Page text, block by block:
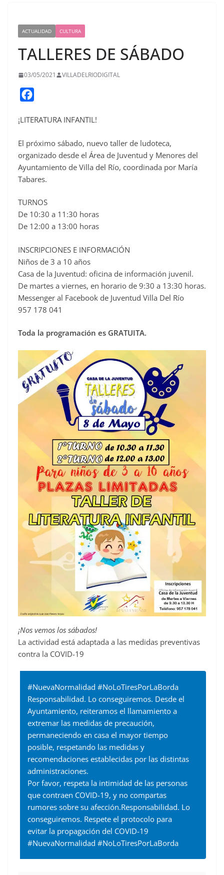
ACTUALIDAD CULTURA
TALLERES DE SÁBADO
03/05/2021 VILLADELRIODIGITAL
c
b
o
o
¡LITERATURA INFANTIL!
El próximo sábado, nuevo taller de ludoteca,
organizado desde el Área de Juventud y Menores del
Ayuntamiento de Villa del Río, coordinada por María
Tabares.
TURNOS
De 10:30 a 11:30 horas
De 12:00 a 13:00 horas
INSCRIPCIONES E INFORMACIÓN
Niños de 3 a 10 años
Casa de la Juventud: oficina de información juvenil.
De martes a viernes, en horario de 9:30 a 13:30 horas.
Messenger al Facebook de Juventud Villa Del Río
957 178 041
Toda la programación es GRATUITA.
¡Nos vemos los sábados!
La actividad está adaptada a las medidas preventivas
contra la COVID-19
#NuevaNormalidad #NoLoTiresPorLaBorda
Responsabilidad. Lo conseguiremos. Desde el
Ayuntamiento, reiteramos el llamamiento a
extremar las medidas de precaución,
permaneciendo en casa el mayor tiempo
posible, respetando las medidas y
recomendaciones establecidas por las distintas
administraciones.
Por favor, respeta la intimidad de las personas
que contraen COVID-19, y no compartas
rumores sobre su afección.Responsabilidad. Lo
conseguiremos. Respete el protocolo para
evitar la propagación del COVID-19
#NuevaNormalidad #NoLoTiresPorLaBorda